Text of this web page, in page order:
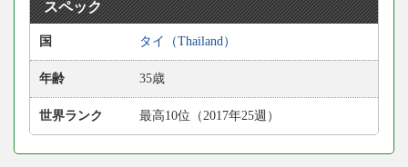
スペック
国 タイ（Thailand）
年齢 35歳
世界ランク 最高10位（2017年25週）